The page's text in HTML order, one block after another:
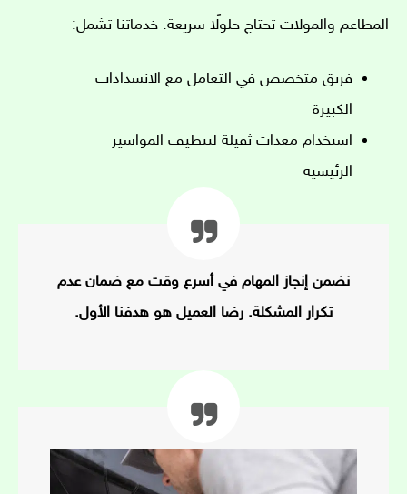
المطاعم والمولات تحتاج حلولًا سريعة. خدماتنا تشمل:
فريق متخصص في التعامل مع الانسدادات
الكبيرة
استخدام معدات ثقيلة لتنظيف المواسير
الرئيسية
نضمن إنجاز المهام في أسرع وقت مع ضمان عدم
تكرار المشكلة. رضا العميل هو هدفنا الأول.